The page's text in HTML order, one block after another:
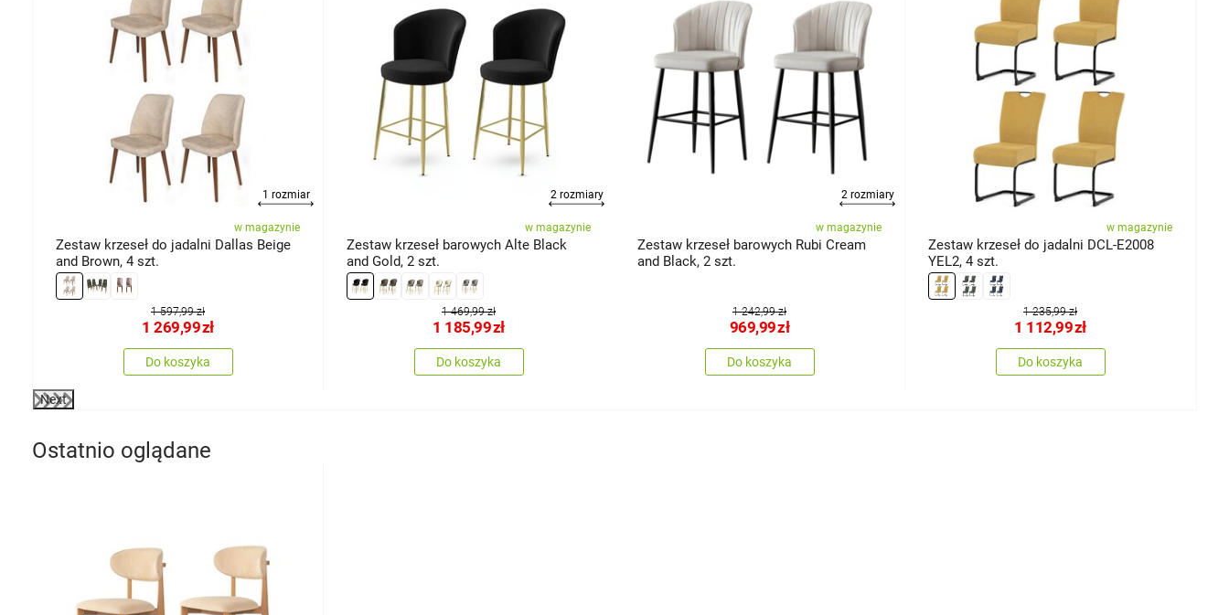
1 rozmiar
w magazynie
Zestaw krzeseł do jadalni Dallas Beige
and Brown, 4 szt.
1 597,99 zł
1 269,99zł
Do koszyka
2 rozmiary
w magazynie
Zestaw krzeseł barowych Alte Black
and Gold, 2 szt.
1 469,99 zł
1 185,99zł
Do koszyka
2 rozmiary
w magazynie
Zestaw krzeseł barowych Rubi Cream
and Black, 2 szt.
1 242,99 zł
969,99zł
Do koszyka
w magazynie
Zestaw krzeseł do jadalni DCL-E2008
YEL2, 4 szt.
1 235,99 zł
1 112,99zł
Do koszyka
Next
Ostatnio oglądane